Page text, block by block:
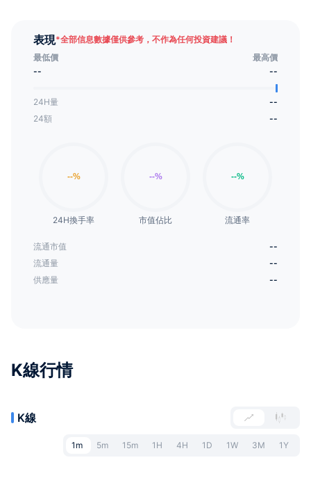
表現*全部信息數據僅供參考，不作為任何投資建議！
最低價
最高價
--
--
24H量
--
24額
--
24H換手率 市值佔比 流通率
流通市值
--
流通量
--
供應量
--
K線行情
K線
1m 5m 15m 1H 4H 1D 1W 3M 1Y